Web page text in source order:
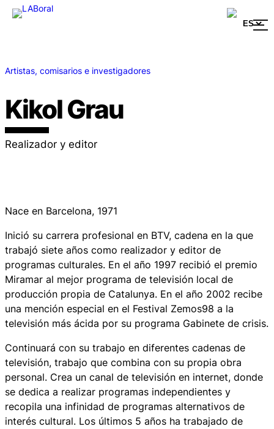
Artistas, comisarios e investigadores
Kikol Grau
Realizador y editor
Nace en Barcelona, 1971
Inició su carrera profesional en BTV, cadena en la que
trabajó siete años como realizador y editor de
programas culturales. En el año 1997 recibió el premio
Miramar al mejor programa de televisión local de
producción propia de Catalunya. En el año 2002 recibe
una mención especial en el Festival Zemos98 a la
televisión más ácida por su programa Gabinete de crisis.
Continuará con su trabajo en diferentes cadenas de
televisión, trabajo que combina con su propia obra
personal. Crea un canal de televisión en internet, donde
se dedica a realizar programas independientes y
recopila una infinidad de programas alternativos de
interés cultural. Los últimos 5 años ha trabajado de